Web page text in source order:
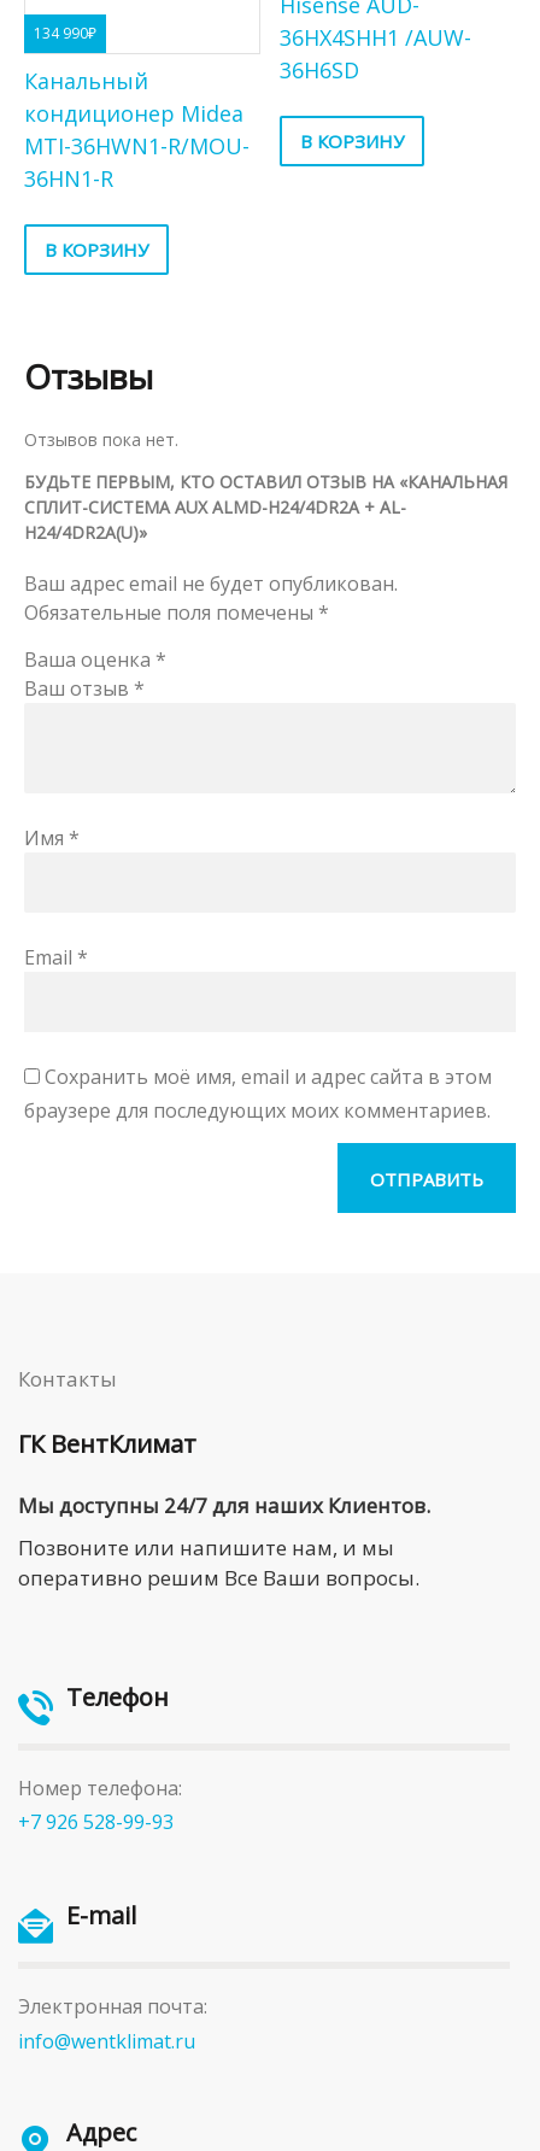
134 990₽
Канальный
кондиционер Midea
MTI-36HWN1-R/MOU-
36HN1-R
В КОРЗИНУ
36HX4SHH1 /AUW-
36H6SD
В КОРЗИНУ
Отзывы
Отзывов пока нет.
БУДЬТЕ ПЕРВЫМ, КТО ОСТАВИЛ ОТЗЫВ НА «КАНАЛЬНАЯ
СПЛИТ-СИСТЕМА AUX ALMD-H24/4DR2A + AL-
H24/4DR2A(U)»
Ваш адрес email не будет опубликован.
Обязательные поля помечены *
Ваша оценка *
Ваш отзыв *
Имя *
Email *
Сохранить моё имя, email и адрес сайта в этом
браузере для последующих моих комментариев.
Контакты
ГК ВентКлимат
Мы доступны 24/7 для наших Клиентов.
Позвоните или напишите нам, и мы
оперативно решим Все Ваши вопросы.
Телефон
Номер телефона:
+7 926 528-99-93
E-mail
Электронная почта:
info@wentklimat.ru
Адрес